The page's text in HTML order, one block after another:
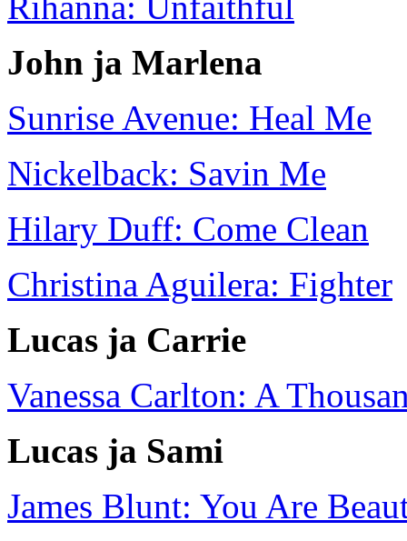
John ja Marlena
Sunrise Avenue: Heal Me
Nickelback: Savin Me
Hilary Duff: Come Clean
Christina Aguilera: Fighter
Lucas ja Carrie
Vanessa Carlton: A
Lucas ja Sami
James Blunt: You Are